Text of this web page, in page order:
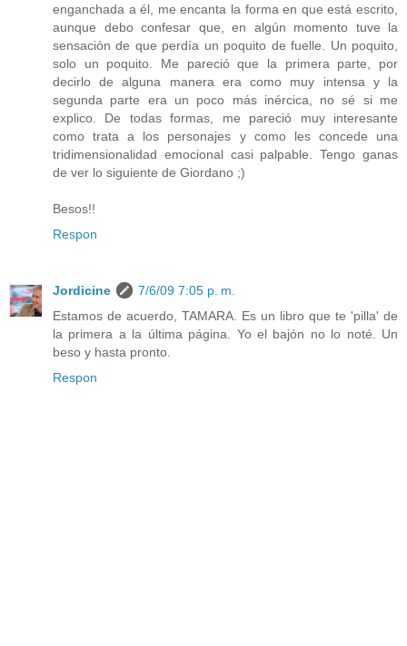
enganchada a él, me encanta la forma en que está escrito,
aunque debo confesar que, en algún momento tuve la
sensación de que perdía un poquito de fuelle. Un poquito,
solo un poquito. Me pareció que la primera parte, por
decirlo de alguna manera era como muy intensa y la
segunda parte era un poco más inércica, no sé si me
explico. De todas formas, me pareció muy interesante
como trata a los personajes y como les concede una
tridimensionalidad emocional casi palpable. Tengo ganas
de ver lo siguiente de Giordano ;)
Besos!!
Respon
Jordicine
7/6/09 7:05 p. m.
Estamos de acuerdo, TAMARA. Es un libro que te 'pilla' de
la primera a la última página. Yo el bajón no lo noté. Un
beso y hasta pronto.
Respon